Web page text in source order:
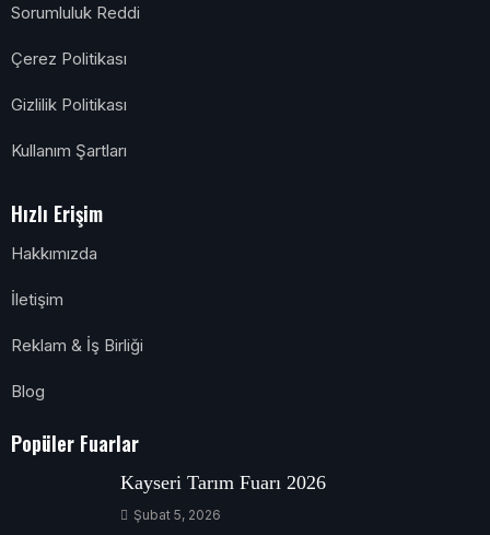
Sorumluluk Reddi
Çerez Politikası
Gizlilik Politikası
Kullanım Şartları
Hızlı Erişim
Hakkımızda
İletişim
Reklam & İş Birliği
Blog
Popüler Fuarlar
Kayseri Tarım Fuarı 2026
Şubat 5, 2026